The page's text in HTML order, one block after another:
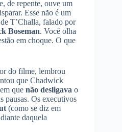
e, de repente, ouve um
Esse não é um
T’Challa, falado por
Boseman. Você olha
em choque. O que
do filme, lembrou
que Chadwick
que não desligava o
pausas. Os executivos
(como se diz em
daquela